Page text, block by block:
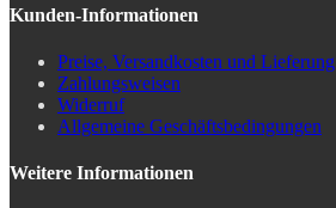
Kunden-Informationen
Preise, Versandkosten und Lieferung
Zahlungsweisen
Widerruf
Allgemeine Geschäftsbedingungen
Weitere Informationen